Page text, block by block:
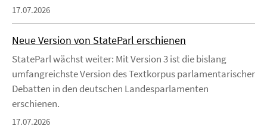
17.07.2026
Neue Version von StateParl erschienen
StateParl wächst weiter: Mit Version 3 ist die bislang
umfangreichste Version des Textkorpus parlamentarischer
Debatten in den deutschen Landesparlamenten
erschienen.
17.07.2026